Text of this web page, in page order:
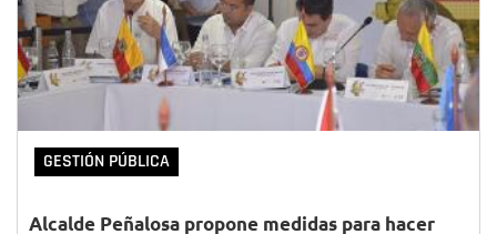
GESTIÓN PÚBLICA
Alcalde Peñalosa propone medidas para hacer